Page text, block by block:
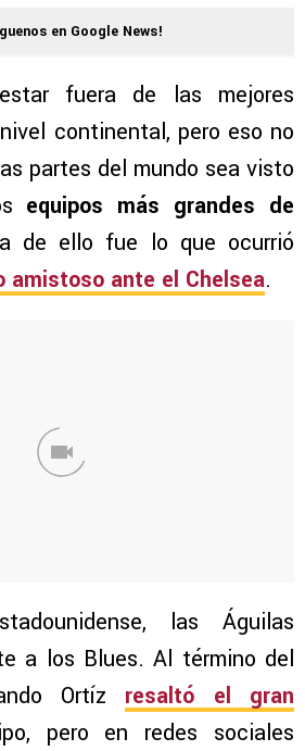
en Google News!
fuera de las mejores
continental, pero eso no
partes del mundo sea visto
equipos más grandes de
de ello fue lo que ocurrió
amistoso ante el Chelsea.
las Águilas
a los Blues. Al término del
Ortíz resaltó el gran
pero en redes sociales